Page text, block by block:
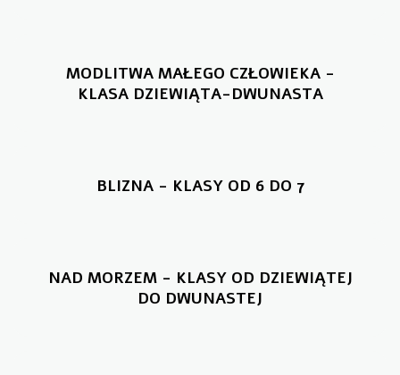
MODLITWA MAŁEGO CZŁOWIEKA -
KLASA DZIEWIĄTA-DWUNASTA
BLIZNA - KLASY OD 6 DO 7
NAD MORZEM - KLASY OD DZIEWIĄTEJ
DO DWUNASTEJ